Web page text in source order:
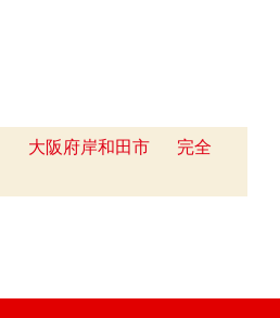
大阪府岸和田市
完全